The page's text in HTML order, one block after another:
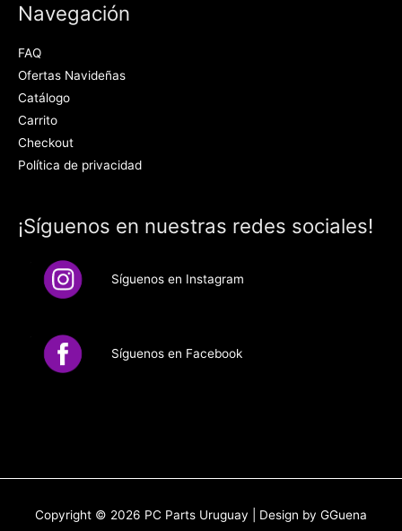
Navegación
FAQ
Ofertas Navideñas
Catálogo
Carrito
Checkout
Política de privacidad
¡Síguenos en nuestras redes sociales!
Síguenos en Instagram
Síguenos en Facebook
Copyright © 2026 PC Parts Uruguay | Design by GGuena